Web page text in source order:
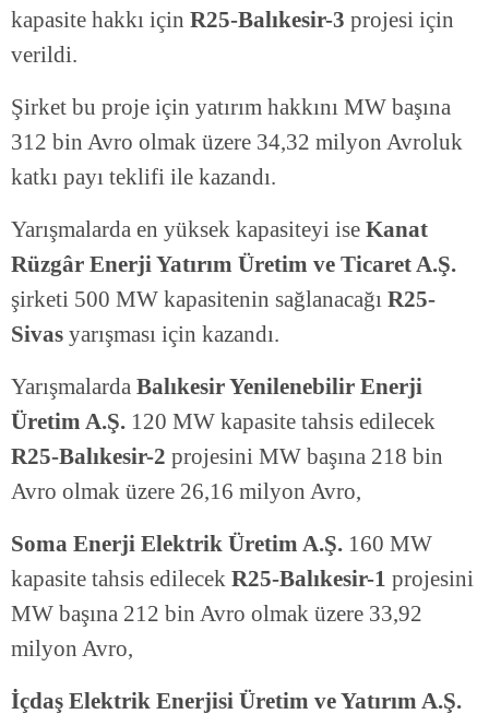
kapasite hakkı için R25-Balıkesir-3 projesi için
verildi.
Şirket bu proje için yatırım hakkını MW başına
312 bin Avro olmak üzere 34,32 milyon Avroluk
katkı payı teklifi ile kazandı.
Yarışmalarda en yüksek kapasiteyi ise Kanat
Rüzgâr Enerji Yatırım Üretim ve Ticaret A.Ş.
şirketi 500 MW kapasitenin sağlanacağı R25-
Sivas yarışması için kazandı.
Yarışmalarda Balıkesir Yenilenebilir Enerji
Üretim A.Ş. 120 MW kapasite tahsis edilecek
R25-Balıkesir-2 projesini MW başına 218 bin
Avro olmak üzere 26,16 milyon Avro,
Soma Enerji Elektrik Üretim A.Ş. 160 MW
kapasite tahsis edilecek R25-Balıkesir-1 projesini
MW başına 212 bin Avro olmak üzere 33,92
milyon Avro,
İçdaş Elektrik Enerjisi Üretim ve Yatırım A.Ş.